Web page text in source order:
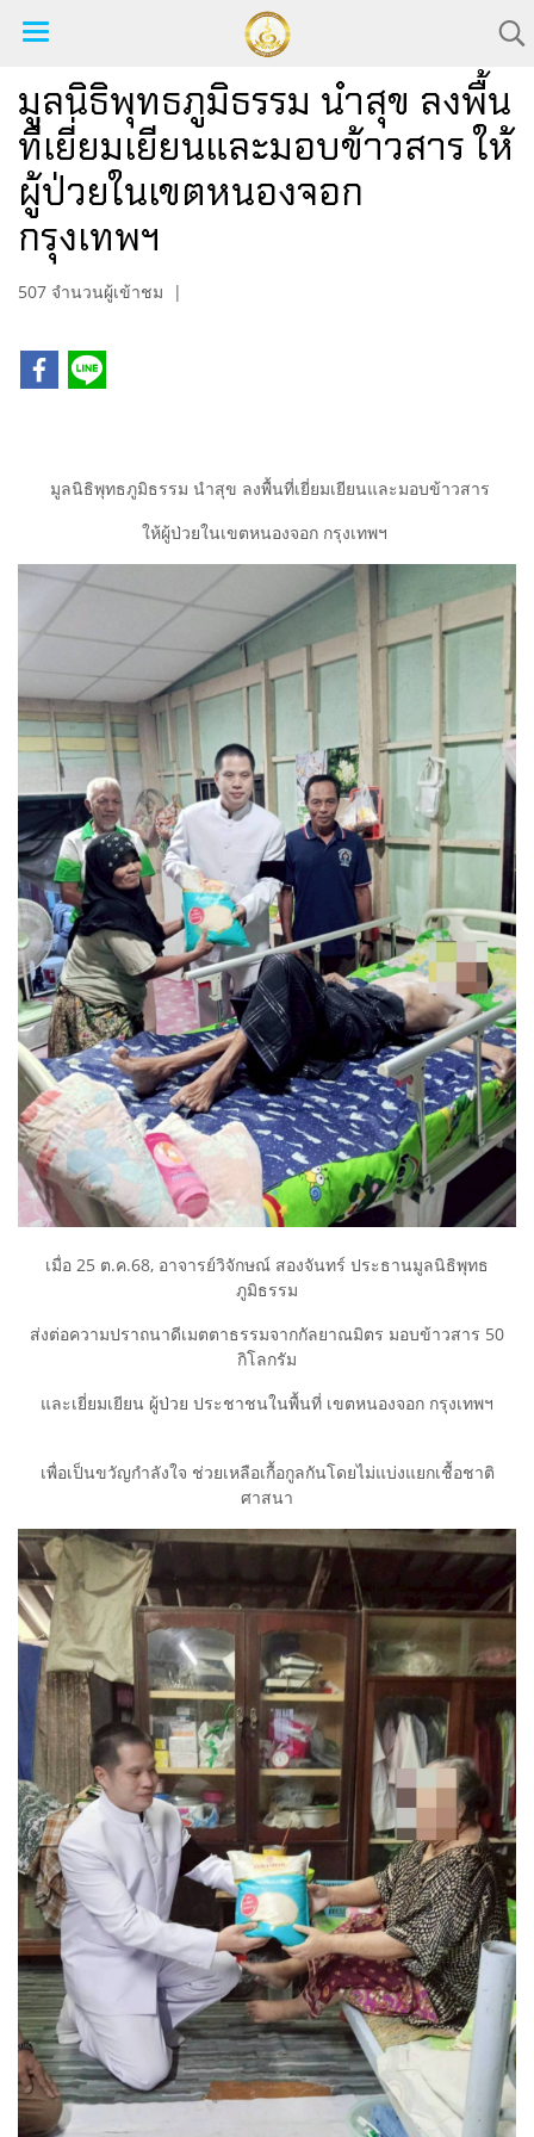
มูลนิธิพุทธภูมิธรรม นำสุข ลงพื้น
ที่เยี่ยมเยียนและมอบข้าวสาร ให้
ผู้ป่วยในเขตหนองจอก
กรุงเทพฯ
507 จำนวนผู้เข้าชม |
มูลนิธิพุทธภูมิธรรม นำสุข ลงพื้นที่เยี่ยมเยียนและมอบข้าวสาร
ให้ผู้ป่วยในเขตหนองจอก กรุงเทพฯ
เมื่อ 25 ต.ค.68, อาจารย์วิจักษณ์ สองจันทร์ ประธานมูลนิธิพุทธ
ภูมิธรรม
ส่งต่อความปราถนาดีเมตตาธรรมจากกัลยาณมิตร มอบข้าวสาร 50
กิโลกรัม
และเยี่ยมเยียน ผู้ป่วย ประชาชนในพื้นที่ เขตหนองจอก กรุงเทพฯ
เพื่อเป็นขวัญกำลังใจ ช่วยเหลือเกื้อกูลกันโดยไม่แบ่งแยกเชื้อชาติ
ศาสนา